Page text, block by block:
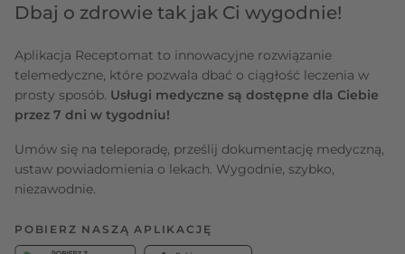
Dbaj o zdrowie tak jak Ci wygodnie!
Aplikacja Receptomat to innowacyjne rozwiązanie
telemedyczne, które pozwala dbać o ciągłość leczenia w
prosty sposób. Usługi medyczne są dostępne dla Ciebie
przez 7 dni w tygodniu!
Umów się na teleporadę, prześlij dokumentację medyczną,
ustaw powiadomienia o lekach. Wygodnie, szybko,
niezawodnie.
POBIERZ NASZĄ APLIKACJĘ